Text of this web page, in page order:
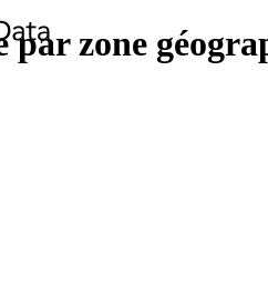
zone